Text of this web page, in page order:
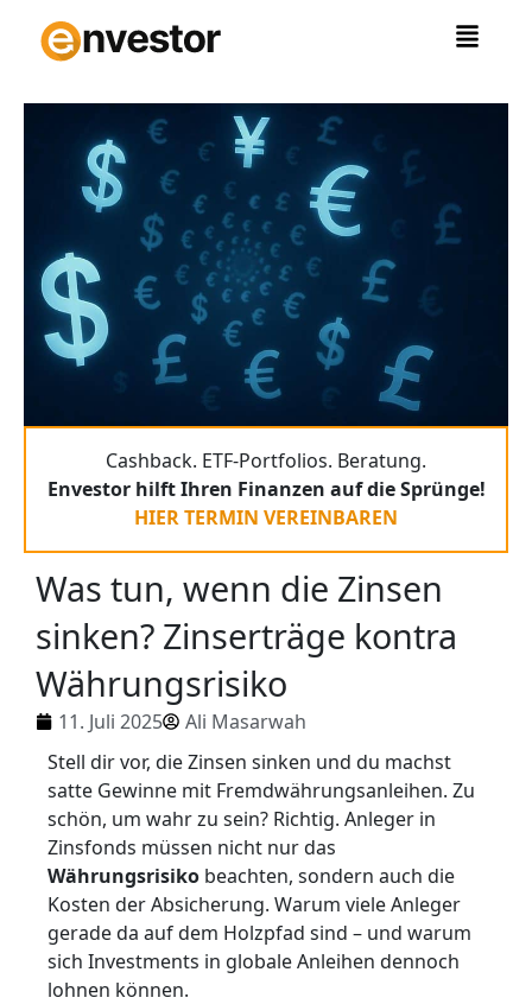
Inhalt
springen
Cashback. ETF-Portfolios. Beratung.
Envestor hilft Ihren Finanzen auf die Sprünge!
HIER TERMIN VEREINBAREN
Was tun, wenn die Zinsen
sinken? Zinserträge kontra
Währungsrisiko
11. Juli 2025
Ali Masarwah
Stell dir vor, die Zinsen sinken und du machst
satte Gewinne mit Fremdwährungsanleihen. Zu
schön, um wahr zu sein? Richtig. Anleger in
Zinsfonds müssen nicht nur das
Währungsrisiko beachten, sondern auch die
Kosten der Absicherung. Warum viele Anleger
gerade da auf dem Holzpfad sind – und warum
sich Investments in globale Anleihen dennoch
lohnen können.